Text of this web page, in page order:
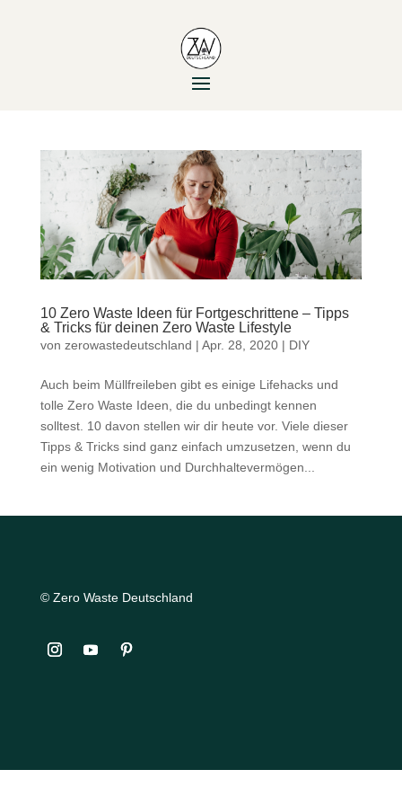
10 Zero Waste Ideen für Fortgeschrittene – Tipps
& Tricks für deinen Zero Waste Lifestyle
von zerowastedeutschland | Apr. 28, 2020| DIY
Auch beim Müllfreileben gibt es einige Lifehacks und
tolle Zero Waste Ideen, die du unbedingt kennen
solltest. 10 davon stellen wir dir heute vor. Viele dieser
Tipps & Tricks sind ganz einfach umzusetzen, wenn du
ein wenig Motivation und Durchhaltevermögen...
© Zero Waste Deutschland